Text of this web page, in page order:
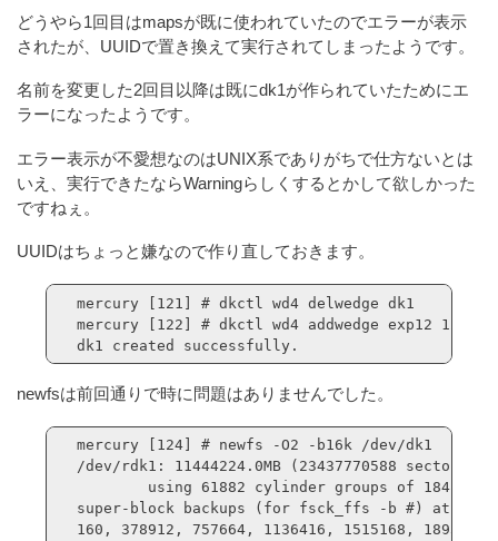
どうやら1回目はmapsが既に使われていたのでエラーが表示
されたが、UUIDで置き換えて実行されてしまったようです。
名前を変更した2回目以降は既にdk1が作られていたためにエ
ラーになったようです。
エラー表示が不愛想なのはUNIX系でありがちで仕方ないとは
いえ、実行できたならWarningらしくするとかして欲しかった
ですねぇ。
UUIDはちょっと嫌なので作り直しておきます。
mercury [121] # dkctl wd4 delwedge dk1
mercury [122] # dkctl wd4 addwedge exp12 128
dk1 created successfully.
newfsは前回通りで時に問題はありませんでした。
mercury [124] # newfs -O2 -b16k /dev/dk1
/dev/rdk1: 11444224.0MB (23437770588
using 61882 cylinder groups of
super-block backups (for fsck_ffs -b #) at:
160, 378912, 757664, 1136416, 1515168,